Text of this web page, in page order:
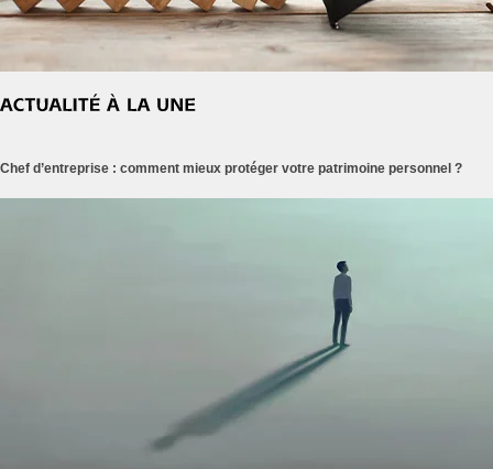
Chef d’entreprise : comment mieux protéger votre patrimoine personnel ?